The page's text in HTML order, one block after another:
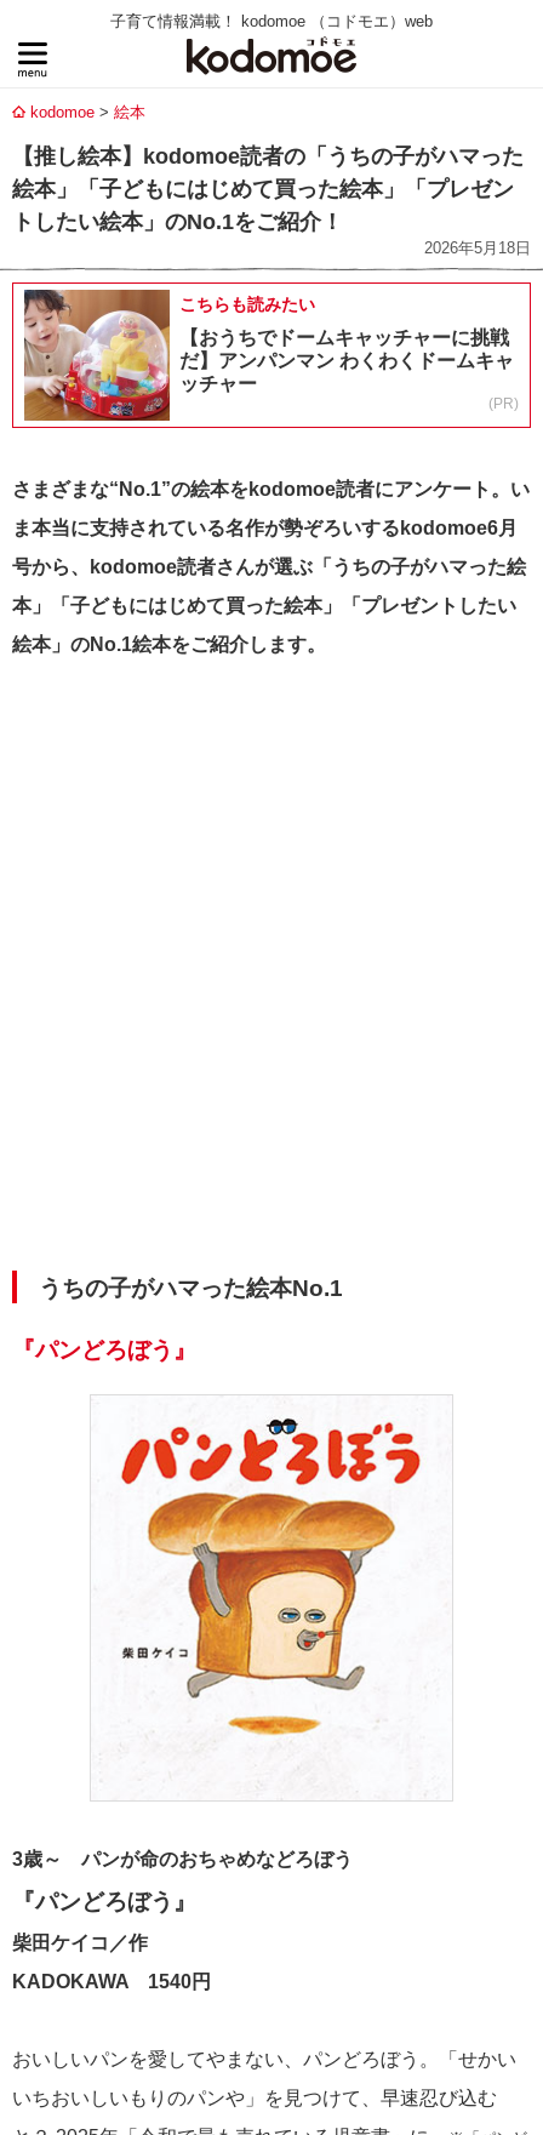
子育て情報満載！ kodomoe （コドモエ）web
kodomoe 絵本
【推し絵本】kodomoe読者の「うちの子がハマった
絵本」「子どもにはじめて買った絵本」「プレゼン
トしたい絵本」のNo.1をご紹介！
2026年5月18日
こちらも読みたい
【おうちでドームキャッチャーに挑戦
だ】アンパンマン わくわくドームキャ
ッチャー
(PR)
さまざまな“No.1”の絵本をkodomoe読者にアンケート。い
ま本当に支持されている名作が勢ぞろいするkodomoe6月
号から、kodomoe読者さんが選ぶ「うちの子がハマった絵
本」「子どもにはじめて買った絵本」「プレゼントしたい
絵本」のNo.1絵本をご紹介します。
うちの子がハマった絵本No.1
『パンどろぼう』
3歳～ パンが命のおちゃめなどろぼう
『パンどろぼう』
柴田ケイコ／作
KADOKAWA 1540円
おいしいパンを愛してやまない、パンどろぼう。「せかい
いちおいしいもりのパンや」を見つけて、早速忍び込む